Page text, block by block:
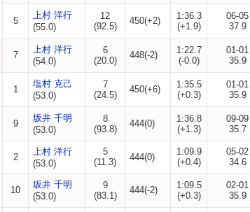
5
上村 洋行
(55.0)
12
(92.5)
450(+2)
1:36.3
(+1.9)
06-05
37.9
7
上村 洋行
(54.0)
6
(20.0)
448(-2)
1:22.7
(-0.0)
01-01
35.9
1
塩村 克己
(53.0)
7
(24.5)
450(+6)
1:35.5
(+0.3)
01-01
35.9
9
坂井 千明
(53.0)
8
(93.8)
444(0)
1:36.8
(+1.3)
09-09
35.7
2
上村 洋行
(53.0)
5
(11.3)
444(0)
1:09.9
(+0.4)
05-02
34.6
10
坂井 千明
(53.0)
9
(83.1)
444(-2)
1:09.5
(+0.3)
02-01
35.9